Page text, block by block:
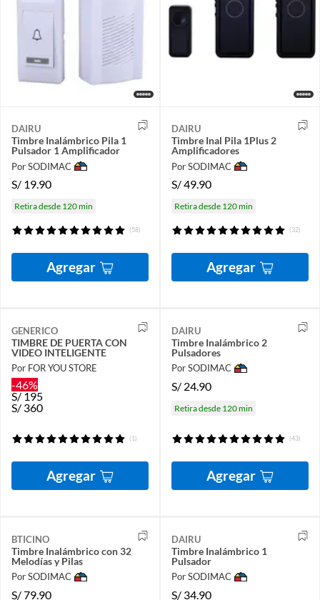
DAIRU
Timbre Inalámbrico Pila 1
Pulsador 1 Amplificador
Por SODIMAC
S/ 19.90
Retira desde 120 min
(58)
Agregar
DAIRU
Timbre Inal Pila 1Plus 2
Amplificadores
Por SODIMAC
S/49.90
Retira desde 120 min
(32)
Agregar
GENERICO
TIMBRE DE PUERTA CON
VIDEO INTELIGENTE
Por FOR YOU STORE
-46%
S/ 195
S/ 360
(1)
Agregar
DAIRU
Timbre Inalámbrico 2
Pulsadores
Por SODIMAC
S/ 24.90
Retira desde 120 min
(43)
Agregar
BTICINO
Timbre Inalámbrico con 32
Melodías y Pilas
Por SODIMAC
S/79.90
DAIRU
Timbre Inalámbrico 1
Pulsador
Por SODIMAC
S/ 34.90